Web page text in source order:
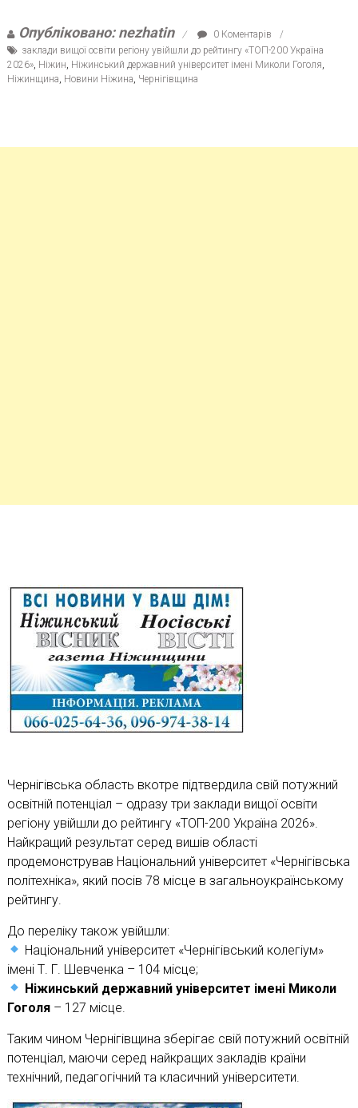
Опубліковано: nezhatin
0 Коментарів
заклади вищої освіти регіону увійшли до рейтингу «ТОП-200 Україна
2026», Ніжин Ніжинський державний університет імені Миколи Гоголя
Ніжинщина Новини Ніжина Чернігівщина
Чернігівська область вкотре підтвердила свій потужний
освітній потенціал – одразу три заклади вищої освіти
регіону увійшли до рейтингу «ТОП-200 Україна 2026».
Найкращий результат серед вишів області
продемонстрував Національний університет «Чернігівська
політехніка», який посів 78 місце в загальноукраїнському
рейтингу.
До переліку також увійшли:
Національний університет «Чернігівський колегіум»
імені Т. Г. Шевченка – 104 місце;
Ніжинський державний університет імені Миколи
Гоголя– 127 місце.
Таким чином Чернігівщина зберігає свій потужний освітній
потенціал, маючи серед найкращих закладів країни
технічний, педагогічний та класичний університети.